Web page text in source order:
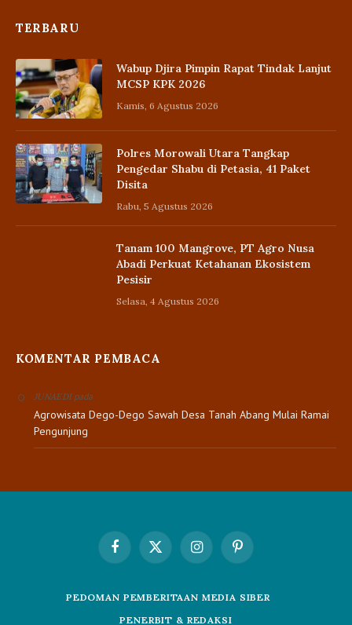
TERBARU
Wabup Djira Pimpin Rapat Tindak Lanjut
MCSP KPK 2026
Kamis, 6 Agustus 2026
Polres Morowali Utara Tangkap
Pengedar Shabu di Petasia, 41 Paket
Disita
Rabu, 5 Agustus 2026
Tanam 100 Mangrove, PT Agro Nusa
Abadi Perkuat Ketahanan Ekosistem
Pesisir
Selasa, 4 Agustus 2026
KOMENTAR PEMBACA
JUNAEDIpada
Agrowisata Dego-Dego Sawah Desa Tanah Abang Mulai Ramai
Pengunjung
FacebookX
InstagramPinterest
PEDOMAN PEMBERITAAN MEDIA SIBER
PENERBIT & REDAKSI